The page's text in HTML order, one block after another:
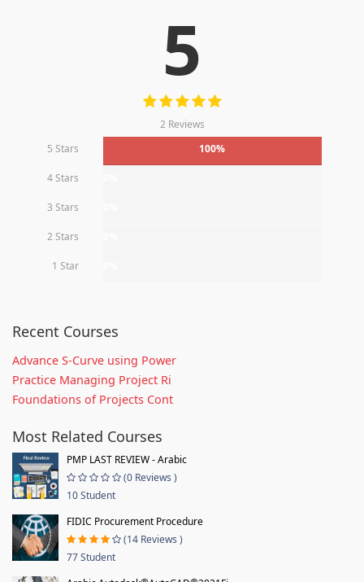
5
2 Reviews
5 Stars
100%
4 Stars
3 Stars
2 Stars
1 Star
Recent Courses
Advance S-Curve using Power
Practice Managing Project Ri
Foundations of Projects Cont
Most Related Courses
PMP LAST REVIEW - Arabic
(0 Reviews )
10 Student
FIDIC Procurement Procedure
(14 Reviews )
77 Student